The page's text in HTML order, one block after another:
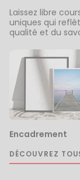
Laissez libre
uniques qui
qualité et du
Encadrement
DÉCOUVREZ